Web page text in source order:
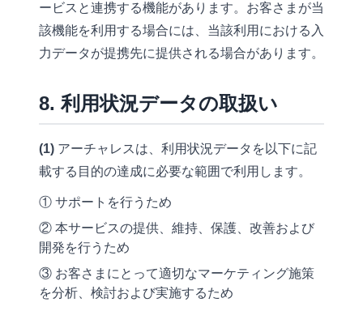
ービスと連携する機能があります。お客さまが当
該機能を利用する場合には、当該利用における入
力データが提携先に提供される場合があります。
8. 利用状況データの取扱い
(1) アーチャレスは、利用状況データを以下に記
載する目的の達成に必要な範囲で利用します。
① サポートを行うため
② 本サービスの提供、維持、保護、改善および
開発を行うため
③ お客さまにとって適切なマーケティング施策
を分析、検討および実施するため